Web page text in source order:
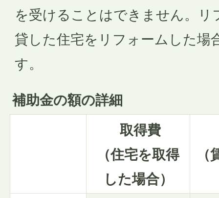
を受けることはできません。リ
貸した住宅をリフォームした場
す。
補助金の額の詳細
取得費
（住宅を取得
した場合）